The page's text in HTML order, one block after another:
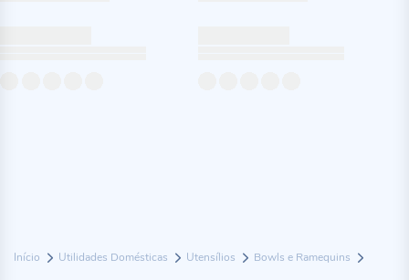
Início Utilidades Domésticas Utensílios Bowls e Ramequins